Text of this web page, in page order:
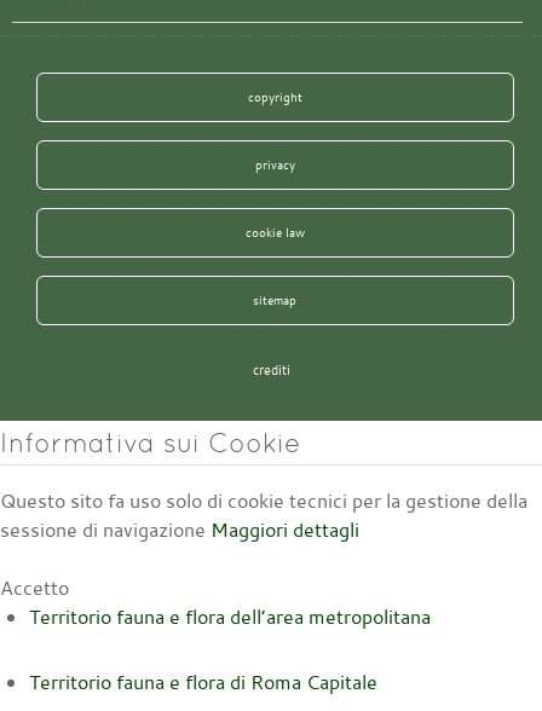
copyright
privacy
cookie law
sitemap
crediti
Informativa sui Cookie
Questo sito fa uso solo di cookie tecnici per la gestione della
sessione di navigazione Maggiori dettagli
Accetto
Territorio fauna e flora dell’area metropolitana
Territorio fauna e flora di Roma Capitale